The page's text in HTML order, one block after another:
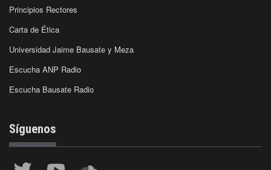
Principios Rectores
Carta de Ética
Universidad Jaime Bausate y Meza
Escucha ANP Radio
Escucha Bausate Radio
Síguenos